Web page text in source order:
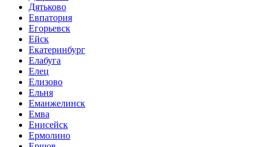
Дятьково
Евпатория
Егорьевск
Ейск
Екатеринбург
Елабуга
Елец
Елизово
Ельня
Еманжелинск
Емва
Енисейск
Ермолино